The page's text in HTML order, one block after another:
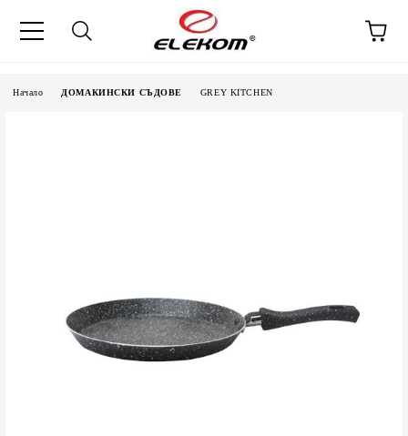
Начало ДОМАКИНСКИ СЪДОВЕ GREY KITCHEN